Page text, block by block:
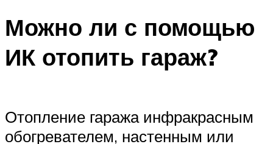
Можно ли с помощью
ИК отопить гараж?
Отопление гаража инфракрасным
обогревателем, настенным или